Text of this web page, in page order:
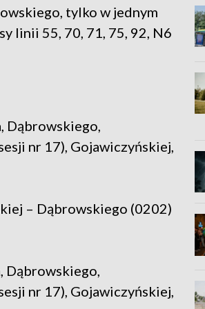
tylko w jednym
linii 55, 70, 71, 75, 92, N6
Dąbrowskiego,
nr 17), Gojawiczyńskiej,
– Dąbrowskiego (0202)
Dąbrowskiego,
nr 17), Gojawiczyńskiej,